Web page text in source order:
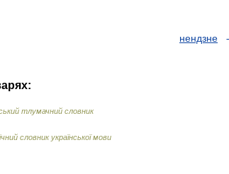
нендзне
тлумачний словник
словник української мови